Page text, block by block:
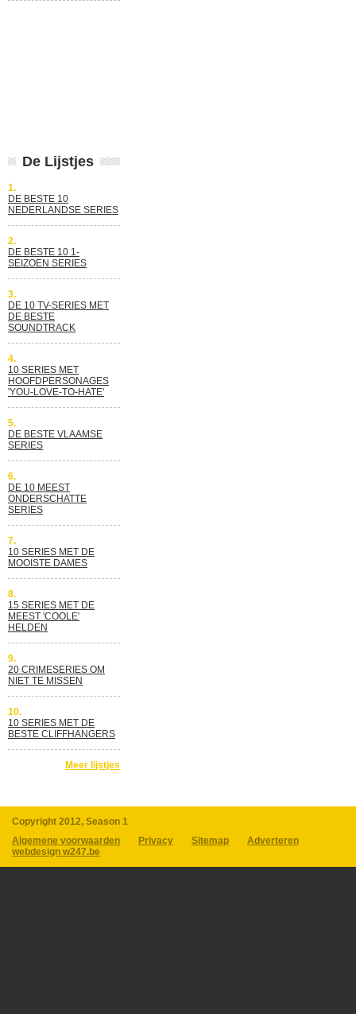
De Lijstjes
1.
DE BESTE 10
NEDERLANDSE SERIES
2.
DE BESTE 10 1-
SEIZOEN SERIES
3.
DE 10 TV-SERIES MET
DE BESTE
SOUNDTRACK
4.
10 SERIES MET
HOOFDPERSONAGES
'YOU-LOVE-TO-HATE'
5.
DE BESTE VLAAMSE
SERIES
6.
DE 10 MEEST
ONDERSCHATTE
SERIES
7.
10 SERIES MET DE
MOOISTE DAMES
8.
15 SERIES MET DE
MEEST 'COOLE'
HELDEN
9.
20 CRIMESERIES OM
NIET TE MISSEN
10.
10 SERIES MET DE
BESTE CLIFFHANGERS
Meer lijstjes
Copyright 2012, Season 1
Algemene voorwaarden
Privacy Sitemap
Adverteren
webdesign w247.be